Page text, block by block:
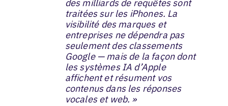
des milliards de requêtes sont
traitées sur les iPhones. La
visibilité des marques et
entreprises ne dépendra pas
seulement des classements
Google — mais de la façon dont
les systèmes IA d’Apple
affichent et résument vos
contenus dans les réponses
vocales et web. »